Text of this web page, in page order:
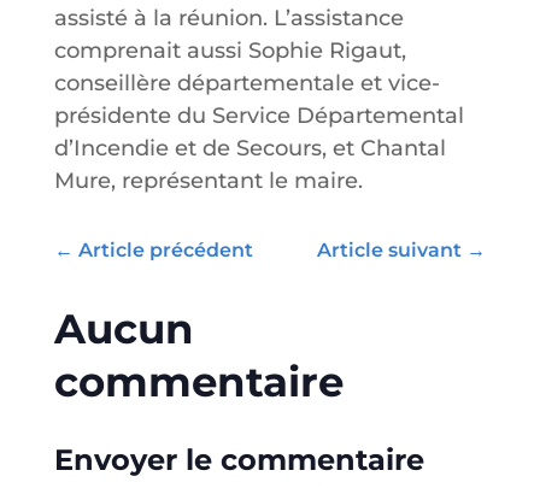
assisté à la réunion. L’assistance
comprenait aussi Sophie Rigaut,
conseillère départementale et vice-
présidente du Service Départemental
d’Incendie et de Secours, et Chantal
Mure, représentant le maire.
← Article précédent Article suivant →
Aucun
commentaire
Envoyer le commentaire